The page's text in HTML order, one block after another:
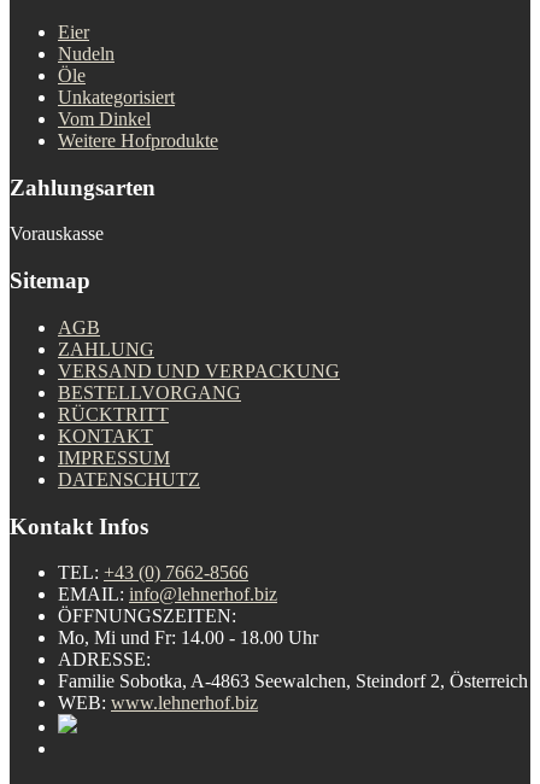
Eier
Nudeln
Öle
Unkategorisiert
Vom Dinkel
Weitere Hofprodukte
Zahlungsarten
Vorauskasse
Sitemap
AGB
ZAHLUNG
VERSAND UND VERPACKUNG
BESTELLVORGANG
RÜCKTRITT
KONTAKT
IMPRESSUM
DATENSCHUTZ
Kontakt Infos
TEL: +43 (0) 7662-8566
EMAIL: info@lehnerhof.biz
ÖFFNUNGSZEITEN:
Mo, Mi und Fr: 14.00 - 18.00 Uhr
ADRESSE:
Familie Sobotka, A-4863 Seewalchen, Steindorf 2, Österreich
WEB: www.lehnerhof.biz